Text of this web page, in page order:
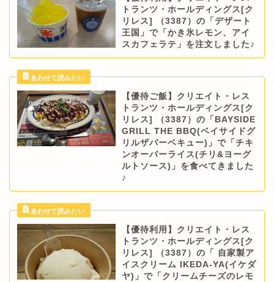
トランツ・ホールディングス[ク
リレス] （3387）の「デザート
王国」で「かき氷レモン、アイ
スカフェラテ」を注文しました♪
【優待ご飯】クリエイト・レス
トランツ・ホールディングス[ク
リレス] （3387）の「BAYSIDE
GRILL THE BBQ(ベイサイドグ
リルザバーベキュー)」で「チキ
ンオーバーライス(チリ&ヨーグ
ルトソース)」を食べてきました
♪
【優待利用】クリエイト・レス
トランツ・ホールディングス[ク
リレス] （3387）の「 自家製ア
イスクリーム IKEDA-YA(イケダ
ヤ)」で「クリームチーズのレモ